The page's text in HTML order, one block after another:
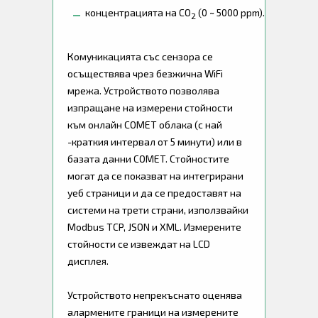
концентрацията на CO2 (0 ~ 5000 ppm).
Комуникацията със сензора се
осъществява чрез безжична WiFi
мрежа. Устройството позволява
изпращане на измерени стойности
към онлайн COMET облака (с най
-краткия интервал от 5 минути) или в
базата данни COMET. Стойностите
могат да се показват на интегрирани
уеб страници и да се предоставят на
системи на трети страни, използвайки
Modbus TCP, JSON и XML. Измерените
стойности се извеждат на LCD
дисплея.
Устройството непрекъснато оценява
алармените граници на измерените